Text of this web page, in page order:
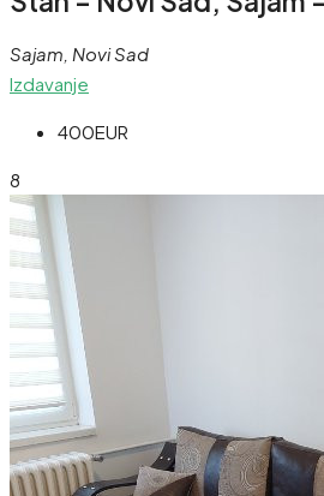
Sajam, Novi Sad
Izdavanje
400EUR
8